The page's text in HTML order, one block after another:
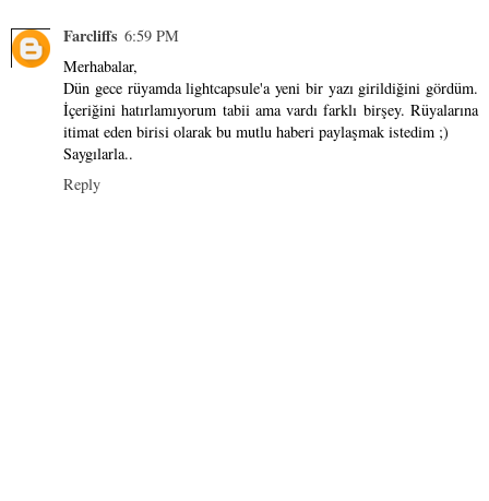
Farcliffs 6:59 PM
Merhabalar,
Dün gece rüyamda lightcapsule'a yeni bir yazı girildiğini gördüm.
İçeriğini hatırlamıyorum tabii ama vardı farklı birşey. Rüyalarına
itimat eden birisi olarak bu mutlu haberi paylaşmak istedim ;)
Saygılarla..
Reply